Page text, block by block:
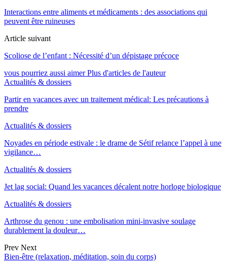
Interactions entre aliments et médicaments : des associations qui
peuvent être ruineuses
Article suivant
Scoliose de l’enfant : Nécessité d’un dépistage précoce
vous pourriez aussi aimer Plus d'articles de l'auteur
Actualités & dossiers
Partir en vacances avec un traitement médical: Les précautions à
prendre
Actualités & dossiers
Noyades en période estivale : le drame de Sétif relance l’appel à une
vigilance…
Actualités & dossiers
Jet lag social: Quand les vacances décalent notre horloge biologique
Actualités & dossiers
Arthrose du genou : une embolisation mini-invasive soulage
durablement la douleur…
Prev Next
Bien-être (relaxation, méditation, soin du corps)